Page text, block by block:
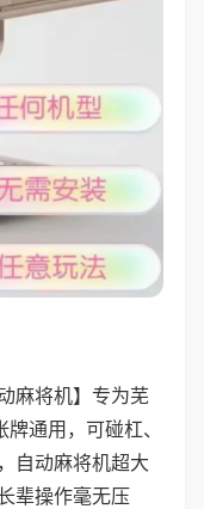
麻将机】专为芜
通用，可碰杠、
自动麻将机超大
辈操作毫无压